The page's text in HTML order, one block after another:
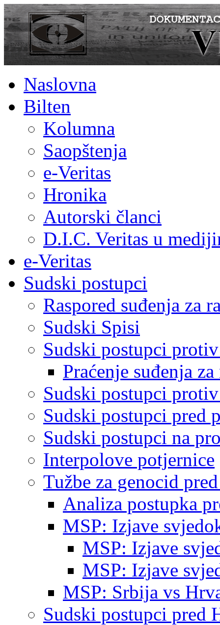
Naslovna
Bilten
Kolumna
Saopštenja
e-Veritas
Hronika
Autorski članci
D.I.C. Veritas u
e-Veritas
Sudski postupci
Raspored suđenja za
Sudski Spisi
Sudski postupci
Praćenje suđenja
Sudski postupci
Sudski postupci pred
Sudski postupci na
Interpolove potjernice
Tužbe za genocid
Analiza postupka
MSP: Izjave
MSP: Izjave
MSP: Izjave
MSP: Srbija vs
Sudski postupci pred